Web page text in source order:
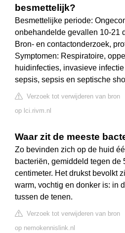
besmettelijk?
Besmettelijke periode:
onbehandelde gevallen 10-21
Bron- en contactonderzoek,
Symptomen: Respiratoire,
huidinfecties, invasieve
sepsis, sepsis en septische
Verzoek tot verwijderen van bron
op lci.rivm.nl
Waar zit de meeste
Zo bevinden zich op de huid
bacteriën, gemiddeld tegen de
centimeter. Het drukst bevolkt
warm, vochtig en donker is: in
tussen de tenen.
Verzoek tot verwijderen van bron
op nemokennislink.nl